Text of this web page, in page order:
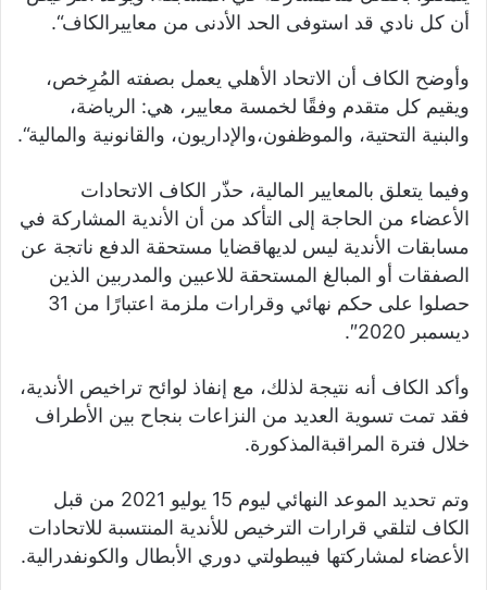
أن كل نادي قد استوفى الحد الأدنى من معاييرالكاف“.
وأوضح الكاف أن الاتحاد الأهلي يعمل بصفته المُرِخص،
ويقيم كل متقدم وفقًا لخمسة معايير، هي: الرياضة،
والبنية التحتية، والموظفون،والإداريون، والقانونية والمالية“.
وفيما يتعلق بالمعايير المالية، حذّر الكاف الاتحادات
الأعضاء من الحاجة إلى التأكد من أن الأندية المشاركة في
مسابقات الأندية ليس لديهاقضايا مستحقة الدفع ناتجة عن
الصفقات أو المبالغ المستحقة للاعبين والمدربين الذين
حصلوا على حكم نهائي وقرارات ملزمة اعتبارًا من
ديسمبر
وأكد الكاف أنه نتيجة لذلك، مع إنفاذ لوائح تراخيص الأندية،
فقد تمت تسوية العديد من النزاعات بنجاح بين الأطراف
خلال فترة المراقبةالمذكورة.
وتم تحديد الموعد النهائي ليوم يوليو من قبل
الكاف لتلقي قرارات الترخيص للأندية المنتسبة للاتحادات
الأعضاء لمشاركتها فيبطولتي دوري الأبطال والكونفدرالية.